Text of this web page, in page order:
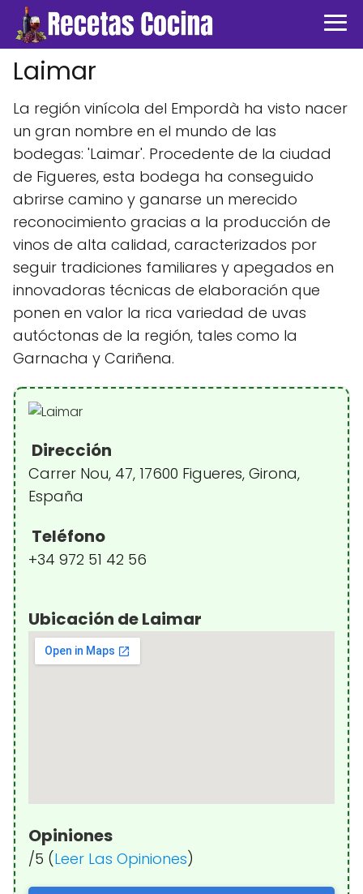
Laimar
La región vinícola del Empordà ha visto nacer
un gran nombre en el mundo de las
bodegas: 'Laimar'. Procedente de la ciudad
de Figueres, esta bodega ha conseguido
abrirse camino y ganarse un merecido
reconocimiento gracias a la producción de
vinos de alta calidad, caracterizados por
seguir tradiciones familiares y apegados en
innovadoras técnicas de elaboración que
ponen en valor la rica variedad de uvas
autóctonas de la región, tales como la
Garnacha y Cariñena.
Dirección
Carrer Nou, 47, 17600 Figueres, Girona,
España
Teléfono
+34 972 51 42 56
Ubicación de Laimar
Opiniones
/5 (Leer Las Opiniones)